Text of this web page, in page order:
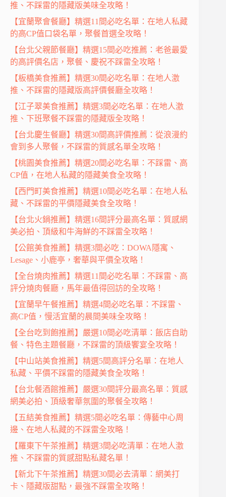
推、不踩雷的隱藏版美味全攻略！
【宜蘭聚會餐廳】精選11間必吃名單：在地人私藏
的高CP值口袋名單，聚餐首選全攻略！
【台北父親節餐廳】精選15間必吃推薦：老爸最愛
的高評價名店，聚餐、慶祝不踩雷全攻略！
【板橋美食推薦】精選30間必吃名單：在地人激
推、不踩雷的隱藏版高評價餐廳全攻略！
【江子翠美食推薦】精選3間必吃名單：在地人激
推、下班聚餐不踩雷的隱藏版全攻略！
【台北慶生餐廳】精選30間高評價推薦：從浪漫約
會到多人聚餐，不踩雷的質感名單全攻略！
【桃園美食推薦】精選20間必吃名單：不踩雷、高
CP值，在地人私藏的隱藏美食全攻略！
【西門町美食推薦】精選10間必吃名單：在地人私
藏、不踩雷的平價隱藏美食全攻略！
【台北火鍋推薦】精選16間評分最高名單：質感網
美必拍、頂級和牛海鮮的不踩雷全攻略！
【公館美食推薦】精選3間必吃：DOWA隱寓、
Lesage、小鹿亭，奢華與平價全攻略！
【全台燒肉推薦】精選11間必吃名單：不踩雷、高
評分燒肉餐廳，馬年最值得回訪的全攻略！
【宜蘭早午餐推薦】精選4間必吃名單：不踩雷、
高CP值，慢活宜蘭的晨間美味全攻略！
【全台吃到飽推薦】嚴選10間必吃清單：飯店自助
餐、特色主題餐廳，不踩雷的頂級饗宴全攻略！
【中山站美食推薦】精選5間高評分名單：在地人
私藏、平價不踩雷的隱藏美食全攻略！
【台北餐酒館推薦】嚴選30間評分最高名單：質感
網美必拍、頂級奢華氛圍的聚餐全攻略！
【五結美食推薦】精選5間必吃名單：傳藝中心周
邊、在地人私藏的不踩雷全攻略！
【羅東下午茶推薦】精選3間必吃清單：在地人激
推、不踩雷的質感甜點私藏名單！
【新北下午茶推薦】精選30間必去清單：網美打
卡、隱藏版甜點，最強不踩雷全攻略！